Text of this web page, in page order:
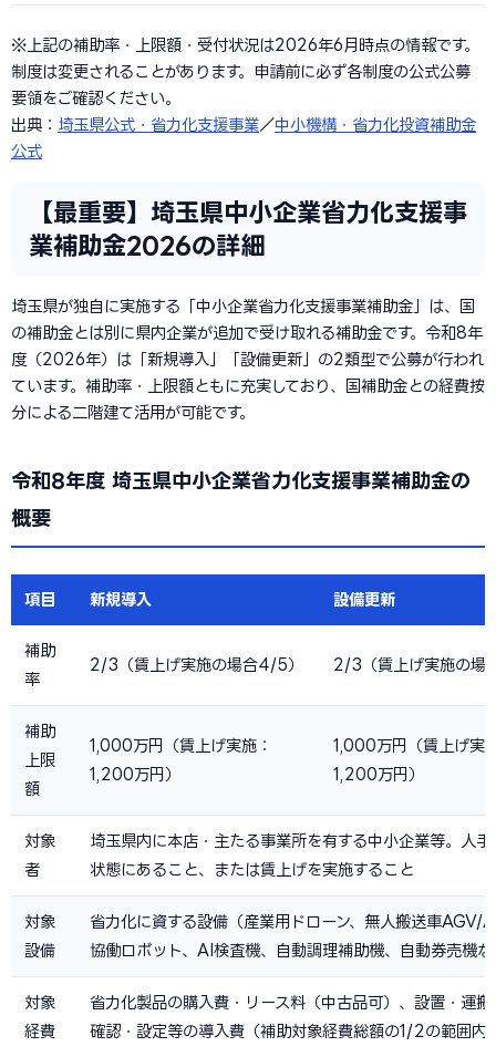
※上記の補助率・上限額・受付状況は2026年6月時点の情報です。
制度は変更されることがあります。申請前に必ず各制度の公式公募
要領をご確認ください。
出典： 埼玉県公式・省力化支援事業／中小機構・省力化投資補助金
公式
【最重要】埼玉県中小企業省力化支援事
業補助金2026の詳細
埼玉県が独自に実施する「中小企業省力化支援事業補助金」は、国
の補助金とは別に県内企業が追加で受け取れる補助金です。令和8年
度（2026年）は「新規導入」「設備更新」の2類型で公募が行われ
ています。補助率・上限額ともに充実しており、国補助金との経費按
分による二階建て活用が可能です。
令和8年度 埼玉県中小企業省力化支援事業補助金の
概要
項目 新規導入 設備更新
補助
率
2/3（賃上げ実施の場合4/5） 2/3（賃上げ実施の場
補助
上限
額
1,000万円（賃上げ実施：
1,200万円）
1,000万円（賃上げ実
1,200万円）
対象
者
埼玉県内に本店・主たる事業所を有する中小企業等。人手
状態にあること、または賃上げを実施すること
対象
設備
省力化に資する設備（産業用ドローン、無人搬送車AGV/
協働ロボット、AI検査機、自動調理補助機、自動券売機な
対象
経費
省力化製品の購入費・リース料（中古品可）、設置・運搬
確認・設定等の導入費（補助対象経費総額の1/2の範囲内